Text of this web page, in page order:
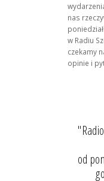
nas
w Radiu
czekamy
opinie i
od